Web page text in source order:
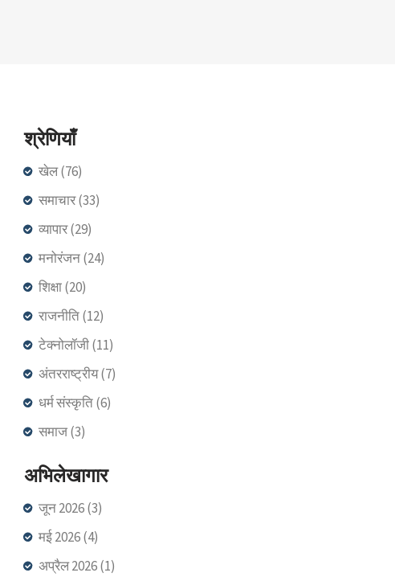
श्रेणियाँ
खेल(76)
समाचार(33)
व्यापार(29)
मनोरंजन(24)
शिक्षा(20)
राजनीति(12)
टेक्नोलॉजी(11)
अंतरराष्ट्रीय(7)
धर्म संस्कृति(6)
समाज(3)
अभिलेखागार
जून 2026(3)
मई 2026(4)
अप्रैल 2026(1)